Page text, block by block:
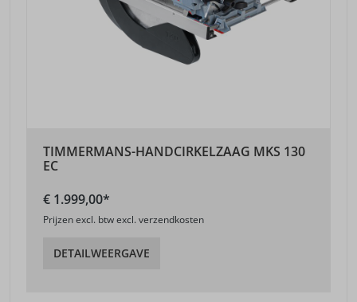
TIMMERMANS-HANDCIRKELZAAG MKS 130
EC
€ 1.999,00*
Prijzen excl. btw excl. verzendkosten
DETAILWEERGAVE